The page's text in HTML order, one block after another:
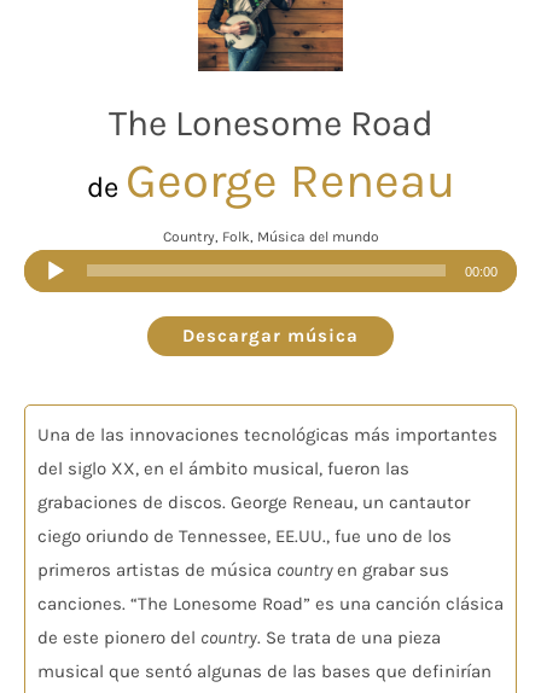
The Lonesome Road
de George Reneau
Country, Folk, Música del mundo
Reproductor
de
audio
00:00
Descargar música
Una de las innovaciones tecnológicas más importantes
del siglo XX, en el ámbito musical, fueron las
grabaciones de discos. George Reneau, un cantautor
ciego oriundo de Tennessee, EE.UU., fue uno de los
primeros artistas de música countryen grabar sus
canciones. “The Lonesome Road” es una canción clásica
de este pionero del country. Se trata de una pieza
musical que sentó algunas de las bases que definirían